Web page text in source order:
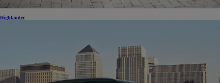
Highlander